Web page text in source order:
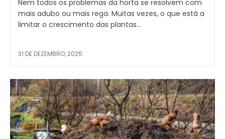
Nem todos os problemas da horta se resolvem com
mais adubo ou mais rega. Muitas vezes, o que está a
limitar o crescimento das plantas...
31 DE DEZEMBRO, 2025